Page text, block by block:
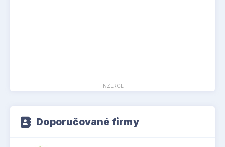
INZERCE
Doporučované firmy